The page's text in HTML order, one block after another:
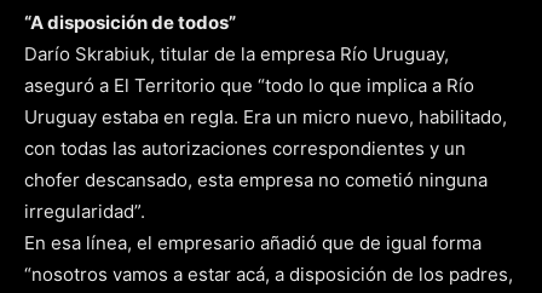
“A disposición de todos”
Darío Skrabiuk, titular de la empresa Río Uruguay,
aseguró a El Territorio que “todo lo que implica a Río
Uruguay estaba en regla. Era un micro nuevo, habilitado,
con todas las autorizaciones correspondientes y un
chofer descansado, esta empresa no cometió ninguna
irregularidad”.
En esa línea, el empresario añadió que de igual forma
“nosotros vamos a estar acá, a disposición de los padres,